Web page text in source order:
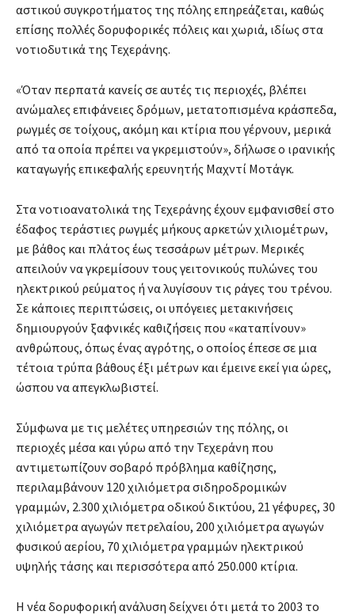
αστικού συγκροτήματος της πόλης επηρεάζεται, καθώς
επίσης πολλές δορυφορικές πόλεις και χωριά, ιδίως στα
νοτιοδυτικά της Τεχεράνης.
«Όταν περπατά κανείς σε αυτές τις περιοχές, βλέπει
ανώμαλες επιφάνειες δρόμων, μετατοπισμένα κράσπεδα,
ρωγμές σε τοίχους, ακόμη και κτίρια που γέρνουν, μερικά
από τα οποία πρέπει να γκρεμιστούν», δήλωσε ο ιρανικής
καταγωγής επικεφαλής ερευνητής Μαχντί Μοτάγκ.
Στα νοτιοανατολικά της Τεχεράνης έχουν εμφανισθεί στο
έδαφος τεράστιες ρωγμές μήκους αρκετών χιλιομέτρων,
με βάθος και πλάτος έως τεσσάρων μέτρων. Μερικές
απειλούν να γκρεμίσουν τους γειτονικούς πυλώνες του
ηλεκτρικού ρεύματος ή να λυγίσουν τις ράγες του τρένου.
Σε κάποιες περιπτώσεις, οι υπόγειες μετακινήσεις
δημιουργούν ξαφνικές καθιζήσεις που «καταπίνουν»
ανθρώπους, όπως ένας αγρότης, ο οποίος έπεσε σε μια
τέτοια τρύπα βάθους έξι μέτρων και έμεινε εκεί για ώρες,
ώσπου να απεγκλωβιστεί.
Σύμφωνα με τις μελέτες υπηρεσιών της πόλης, οι
περιοχές μέσα και γύρω από την Τεχεράνη που
αντιμετωπίζουν σοβαρό πρόβλημα καθίζησης,
περιλαμβάνουν 120 χιλιόμετρα σιδηροδρομικών
γραμμών, 2.300 χιλιόμετρα οδικού δικτύου, 21 γέφυρες, 30
χιλιόμετρα αγωγών πετρελαίου, 200 χιλιόμετρα αγωγών
φυσικού αερίου, 70 χιλιόμετρα γραμμών ηλεκτρικού
υψηλής τάσης και περισσότερα από 250.000 κτίρια.
Η νέα δορυφορική ανάλυση δείχνει ότι μετά το 2003 το